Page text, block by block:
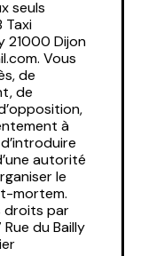
seuls
Taxi
21000 Dijon
Vous
de
de
à
autorité
le
mortem.
droits par
du Bailly